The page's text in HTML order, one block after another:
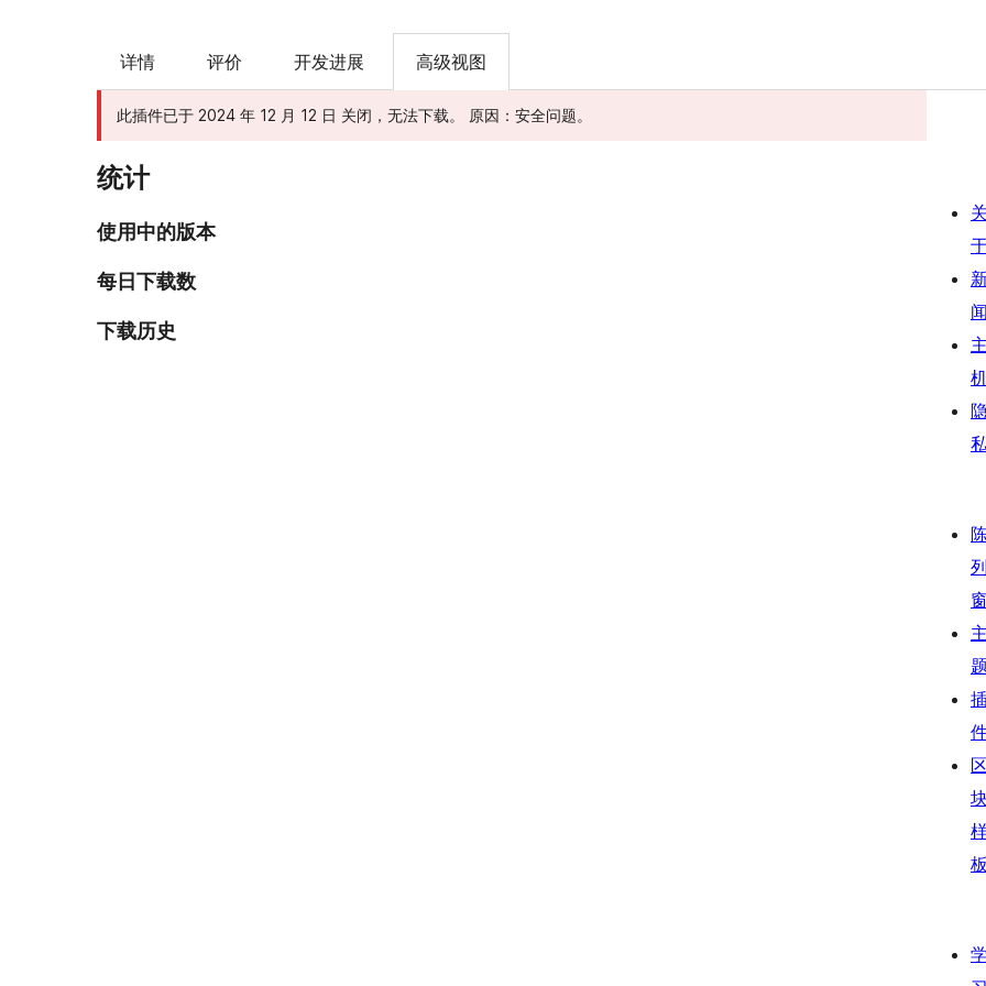
详情 评价 开发进展 高级视图
此插件已于 2024 年 12 月 12 日 关闭，无法下载。 原因：安全问题。
统计
使用中的版本
每日下载数
下载历史
关
闻
主
列
窗
主
题
区
板
学